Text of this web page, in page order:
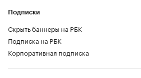
Подписки
Скрыть баннеры на РБК
Подписка на РБК
Корпоративная подписка